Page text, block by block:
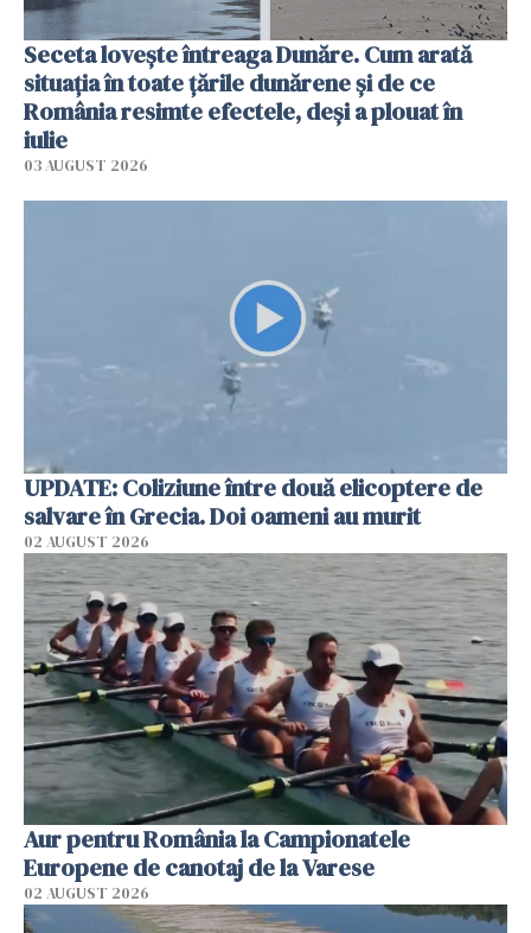
Seceta lovește întreaga Dunăre. Cum arată
situația în toate țările dunărene și de ce
România resimte efectele, deși a plouat în
iulie
03 AUGUST 2026
UPDATE: Coliziune între două elicoptere de
salvare în Grecia. Doi oameni au murit
02 AUGUST 2026
Aur pentru România la Campionatele
Europene de canotaj de la Varese
02 AUGUST 2026